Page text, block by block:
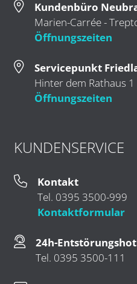
Kundenbüro
Marien-Carrée -
Öffnungszeiten
Servicepunkt
Hinter dem Rathaus 1
Öffnungszeiten
KUNDENSERVICE
Kontakt
Tel. 0395 3500-999
Kontaktformular
24h-
Tel. 0395 3500-111